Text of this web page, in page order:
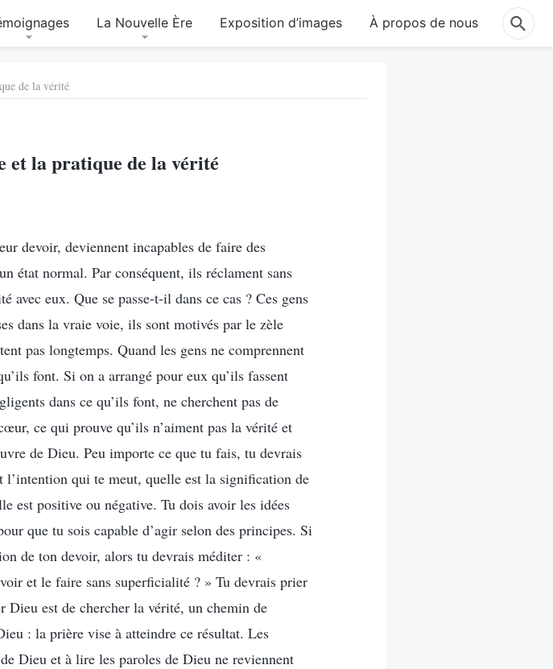
La Nouvelle Ère Exposition d’images À propos de nous
de la vérité
et la pratique de la vérité
devoir, deviennent incapables de faire des
état normal. Par conséquent, ils réclament sans
avec eux. Que se passe-t-il dans ce cas ? Ces gens
dans la vraie voie, ils sont motivés par le zèle
pas longtemps. Quand les gens ne comprennent
font. Si on a arrangé pour eux qu’ils fassent
dans ce qu’ils font, ne cherchent pas de
ce qui prouve qu’ils n’aiment pas la vérité et
de Dieu. Peu importe ce que tu fais, tu devrais
qui te meut, quelle est la signification de
est positive ou négative. Tu dois avoir les idées
que tu sois capable d’agir selon des principes. Si
de ton devoir, alors tu devrais méditer : «
et le faire sans superficialité ? » Tu devrais prier
est de chercher la vérité, un chemin de
: la prière vise à atteindre ce résultat. Les
Dieu et à lire les paroles de Dieu ne reviennent